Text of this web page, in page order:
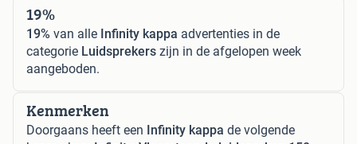
19%
19% van alle Infinity kappa advertenties in de
categorie Luidsprekers zijn in de afgelopen week
aangeboden.
Kenmerken
Doorgaans heeft een Infinity kappa de volgende